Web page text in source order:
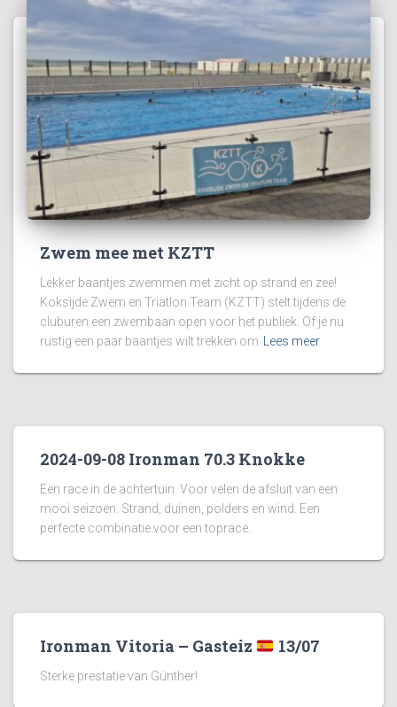
Zwem mee met KZTT
Lekker baantjes zwemmen met zicht op strand en zee!
Koksijde Zwem en Triatlon Team (KZTT) stelt tijdens de
cluburen een zwembaan open voor het publiek. Of je nu
rustig een paar baantjes wilt trekken om
Lees meer
2024-09-08 Ironman 70.3 Knokke
Een race in de achtertuin. Voor velen de afsluit van een
mooi seizoen. Strand, duinen, polders en wind. Een
perfecte combinatie voor een toprace.
Ironman Vitoria – Gasteiz 13/07
Sterke prestatie van Günther!